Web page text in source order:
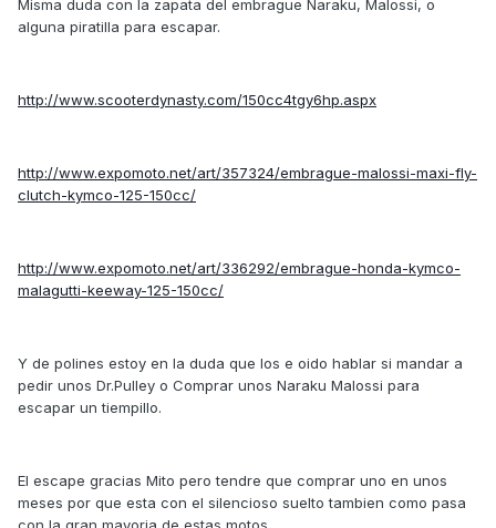
Misma duda con la zapata del embrague Naraku, Malossi, o
alguna piratilla para escapar.
http://www.scooterdynasty.com/150cc4tgy6hp.aspx
http://www.expomoto.net/art/357324/embrague-malossi-maxi-fly-
clutch-kymco-125-150cc/
http://www.expomoto.net/art/336292/embrague-honda-kymco-
malagutti-keeway-125-150cc/
Y de polines estoy en la duda que los e oido hablar si mandar a
pedir unos Dr.Pulley o Comprar unos Naraku Malossi para
escapar un tiempillo.
El escape gracias Mito pero tendre que comprar uno en unos
meses por que esta con el silencioso suelto tambien como pasa